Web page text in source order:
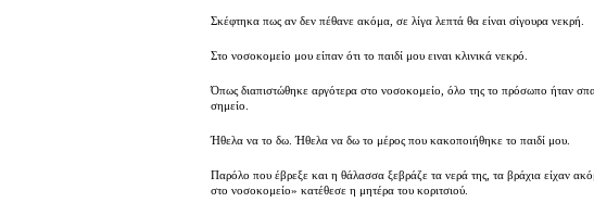
Σκέφτηκα πως αν δεν πέθανε ακόμα, σε λίγα λεπτά θα είναι σίγουρα νεκρή.
Στο νοσοκομείο μου είπαν ότι το παιδί μου ειναι κλινικά νεκρό.
Όπως διαπιστώθηκε αργότερα στο νοσοκομείο, όλο της το πρόσωπο ήταν
σημείο.
Ήθελα να το δω. Ήθελα να δω το μέρος που κακοποιήθηκε το παιδί μου.
Παρόλο που έβρεξε και η θάλασσα ξεβράζε τα νερά της, τα βράχια είχαν
στο νοσοκομείο» κατέθεσε η μητέρα του κοριτσιού.